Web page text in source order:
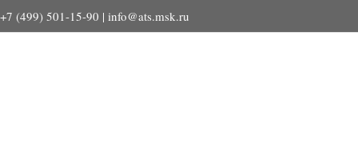
+7 (499) 501-15-90 | info@ats.msk.ru